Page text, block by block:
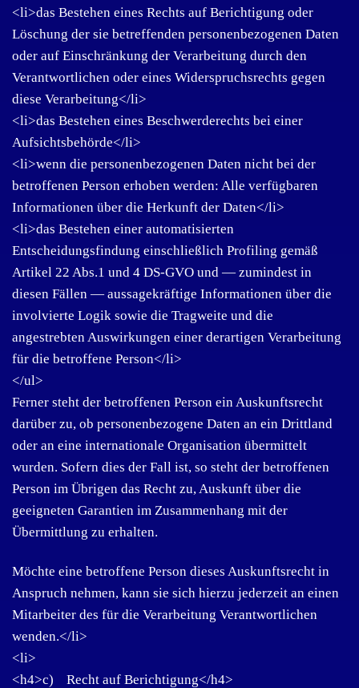
<li>das Bestehen eines Rechts auf Berichtigung oder
Löschung der sie betreffenden personenbezogenen Daten
oder auf Einschränkung der Verarbeitung durch den
Verantwortlichen oder eines Widerspruchsrechts gegen
diese Verarbeitung</li>
<li>das Bestehen eines Beschwerderechts bei einer
Aufsichtsbehörde</li>
<li>wenn die personenbezogenen Daten nicht bei der
betroffenen Person erhoben werden: Alle verfügbaren
Informationen über die Herkunft der Daten</li>
<li>das Bestehen einer automatisierten
Entscheidungsfindung einschließlich Profiling gemäß
Artikel 22 Abs.1 und 4 DS-GVO und — zumindest in
diesen Fällen — aussagekräftige Informationen über die
involvierte Logik sowie die Tragweite und die
angestrebten Auswirkungen einer derartigen Verarbeitung
für die betroffene Person</li>
</ul>
Ferner steht der betroffenen Person ein Auskunftsrecht
darüber zu, ob personenbezogene Daten an ein Drittland
oder an eine internationale Organisation übermittelt
wurden. Sofern dies der Fall ist, so steht der betroffenen
Person im Übrigen das Recht zu, Auskunft über die
geeigneten Garantien im Zusammenhang mit der
Übermittlung zu erhalten.
Möchte eine betroffene Person dieses Auskunftsrecht in
Anspruch nehmen, kann sie sich hierzu jederzeit an einen
Mitarbeiter des für die Verarbeitung Verantwortlichen
wenden.</li>
<li>
<h4>c) Recht auf Berichtigung</h4>